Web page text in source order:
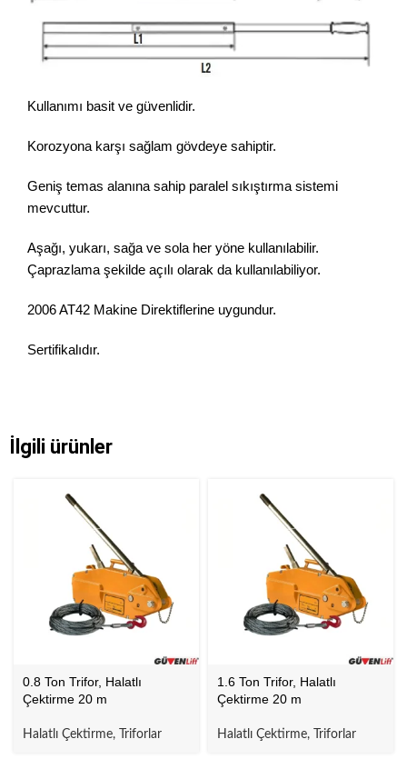
Kullanımı basit ve güvenlidir.
Korozyona karşı sağlam gövdeye sahiptir.
Geniş temas alanına sahip paralel sıkıştırma sistemi
mevcuttur.
Aşağı, yukarı, sağa ve sola her yöne kullanılabilir.
Çaprazlama şekilde açılı olarak da kullanılabiliyor.
2006 AT42 Makine Direktiflerine uygundur.
Sertifikalıdır.
İlgili ürünler
0.8 Ton Trifor, Halatlı
Çektirme 20 m
Halatlı Çektirme, Triforlar
1.6 Ton Trifor, Halatlı
Çektirme 20 m
Halatlı Çektirme, Triforlar